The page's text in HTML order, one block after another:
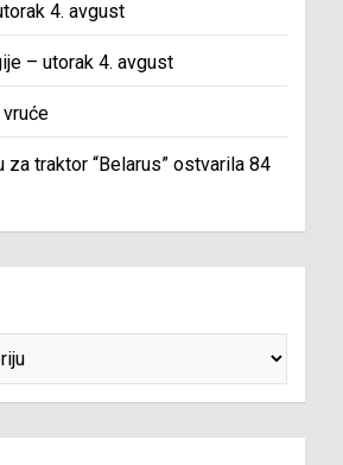
4. avgust
– utorak 4. avgust
za traktor “Belarus” ostvarila 84